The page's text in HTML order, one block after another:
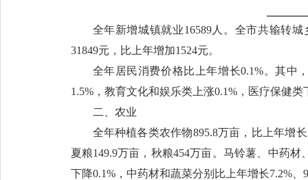
全年新增城镇就业16589人。全市共输转
31849元，比上年增加1524元。
全年居民消费价格比上年增长0.1%。其中
1.5%，教育文化和娱乐类上涨0.1%，医疗保健
二、农业
全年种植各类农作物895.8万亩，比上年增
夏粮149.9万亩，秋粮454万亩。马铃薯、中药
下降0.1%，中药材和蔬菜分别比上年增长7.2%、